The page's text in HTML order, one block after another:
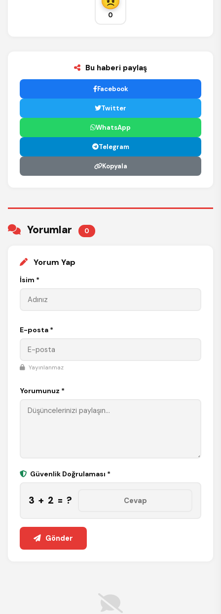
0
Bu haberi paylaş
Facebook
Twitter
WhatsApp
Telegram
Kopyala
Yorumlar 0
Yorum Yap
İsim *
E-posta *
Yayınlanmaz
Yorumunuz *
Güvenlik Doğrulaması *
3 + 2 = ?
Gönder